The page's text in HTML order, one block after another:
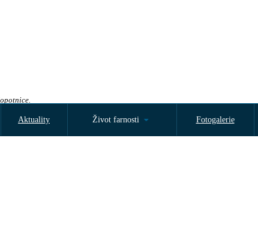
Aktuality Život farnosti Fotogalerie